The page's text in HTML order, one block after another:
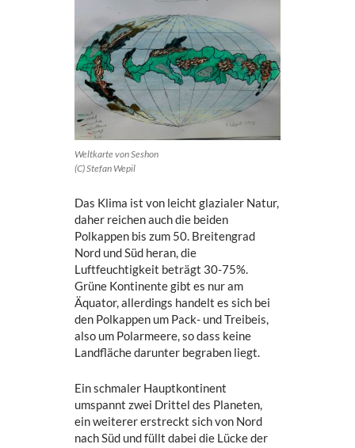
Weltkarte von Seshon
(C) Stefan Wepil
Das Klima ist von leicht glazialer Natur,
daher reichen auch die beiden
Polkappen bis zum 50. Breitengrad
Nord und Süd heran, die
Luftfeuchtigkeit beträgt 30-75%.
Grüne Kontinente gibt es nur am
Äquator, allerdings handelt es sich bei
den Polkappen um Pack- und Treibeis,
also um Polarmeere, so dass keine
Landfläche darunter begraben liegt.
Ein schmaler Hauptkontinent
umspannt zwei Drittel des Planeten,
ein weiterer erstreckt sich von Nord
nach Süd und füllt dabei die Lücke der